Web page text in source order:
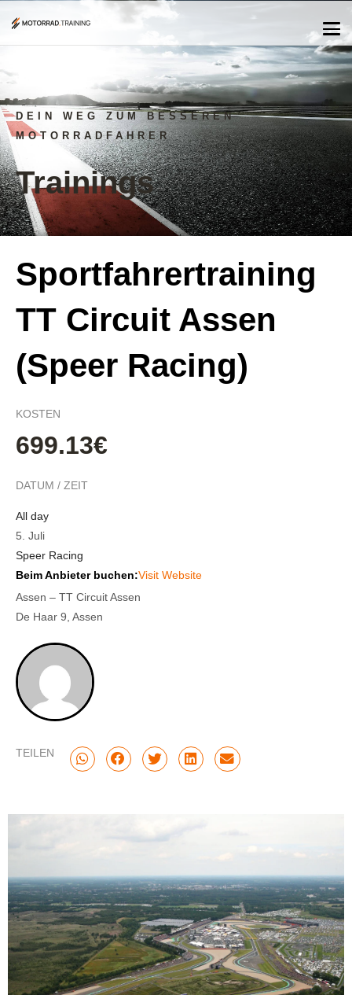
DEIN WEG ZUM BESSEREN
MOTORRADFAHRER
Trainings
Sportfahrertraining
TT Circuit Assen
(Speer Racing)
KOSTEN
699.13€
DATUM / ZEIT
All day
5. Juli
Speer Racing
Beim Anbieter buchen:Visit Website
Assen – TT Circuit Assen
De Haar 9, Assen
TEILEN